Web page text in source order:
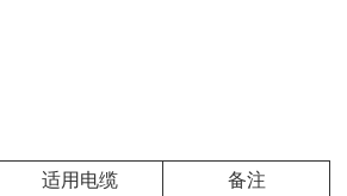
适用电缆
备注